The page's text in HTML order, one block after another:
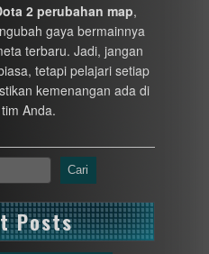
2 perubahan map,
gaya bermainnya
terbaru. Jadi, jangan
tetapi pelajari setiap
kemenangan ada di
Anda.
Cari
Posts